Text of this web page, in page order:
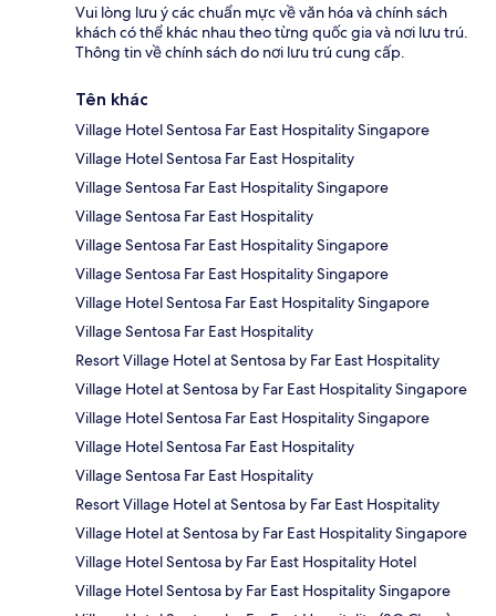
Vui lòng lưu ý các chuẩn mực về văn hóa và chính sách
khách có thể khác nhau theo từng quốc gia và nơi lưu trú.
Thông tin về chính sách do nơi lưu trú cung cấp.
Tên khác
Village Hotel Sentosa Far East Hospitality Singapore
Village Hotel Sentosa Far East Hospitality
Village Sentosa Far East Hospitality Singapore
Village Sentosa Far East Hospitality
Village Sentosa Far East Hospitality Singapore
Village Sentosa Far East Hospitality Singapore
Village Hotel Sentosa Far East Hospitality Singapore
Village Sentosa Far East Hospitality
Resort Village Hotel at Sentosa by Far East Hospitality
Village Hotel at Sentosa by Far East Hospitality Singapore
Village Hotel Sentosa Far East Hospitality Singapore
Village Hotel Sentosa Far East Hospitality
Village Sentosa Far East Hospitality
Resort Village Hotel at Sentosa by Far East Hospitality
Village Hotel at Sentosa by Far East Hospitality Singapore
Village Hotel Sentosa by Far East Hospitality Hotel
Village Hotel Sentosa by Far East Hospitality Singapore